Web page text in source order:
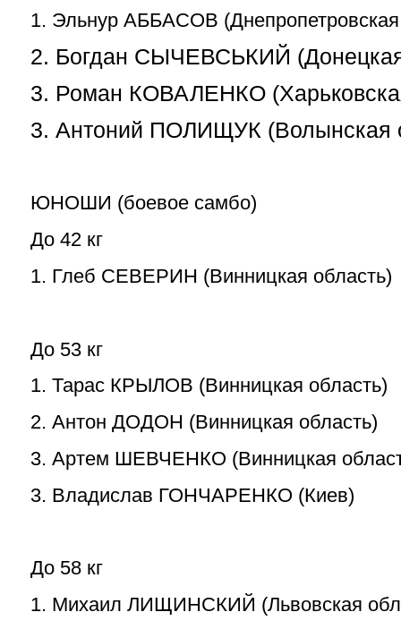
1. Эльнур АББАСОВ (Днепропетровская
2. Богдан СЫЧЕВСЬКИЙ
3. Роман КОВАЛЕНКО
3. Антоний ПОЛИЩУК (Волынская
ЮНОШИ (боевое самбо)
До 42 кг
1. Глеб СЕВЕРИН (Винницкая область)
До 53 кг
1. Тарас КРЫЛОВ (Винницкая область)
2. Антон ДОДОН (Винницкая область)
3. Артем ШЕВЧЕНКО (Винницкая
3. Владислав ГОНЧАРЕНКО (Киев)
До 58 кг
1. Михаил ЛИЩИНСКИЙ (Львовская